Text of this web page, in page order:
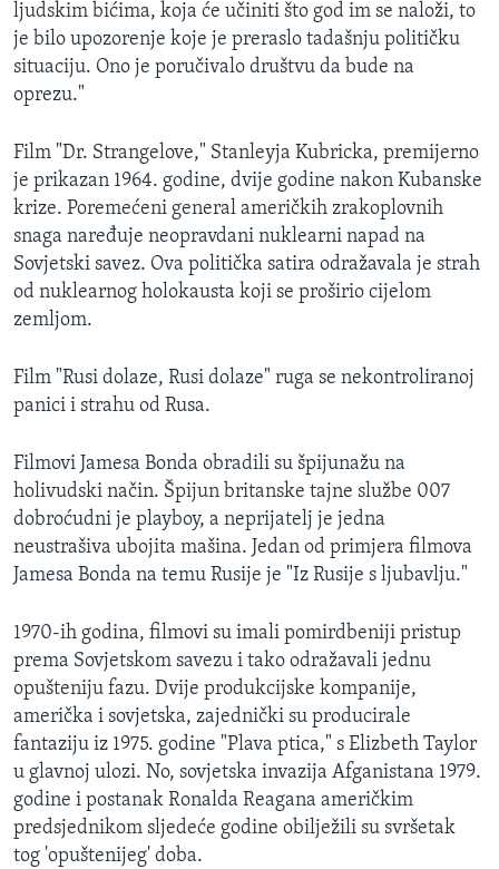
ljudskim bićima, koja će učiniti što god im se naloži, to
je bilo upozorenje koje je preraslo tadašnju političku
situaciju. Ono je poručivalo društvu da bude na
oprezu."
Film "Dr. Strangelove," Stanleyja Kubricka, premijerno
je prikazan 1964. godine, dvije godine nakon Kubanske
krize. Poremećeni general američkih zrakoplovnih
snaga naređuje neopravdani nuklearni napad na
Sovjetski savez. Ova politička satira odražavala je strah
od nuklearnog holokausta koji se proširio cijelom
zemljom.
Film "Rusi dolaze, Rusi dolaze" ruga se nekontroliranoj
panici i strahu od Rusa.
Filmovi Jamesa Bonda obradili su špijunažu na
holivudski način. Špijun britanske tajne službe 007
dobroćudni je playboy, a neprijatelj je jedna
neustrašiva ubojita mašina. Jedan od primjera filmova
Jamesa Bonda na temu Rusije je "Iz Rusije s ljubavlju."
1970-ih godina, filmovi su imali pomirdbeniji pristup
prema Sovjetskom savezu i tako odražavali jednu
opušteniju fazu. Dvije produkcijske kompanije,
američka i sovjetska, zajednički su producirale
fantaziju iz 1975. godine "Plava ptica," s Elizbeth Taylor
u glavnoj ulozi. No, sovjetska invazija Afganistana 1979.
godine i postanak Ronalda Reagana američkim
predsjednikom sljedeće godine obilježili su svršetak
tog 'opuštenijeg' doba.